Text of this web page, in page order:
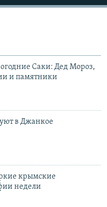
Саки: Дед Мороз,
и памятники
в Джанкое
крымские
недели